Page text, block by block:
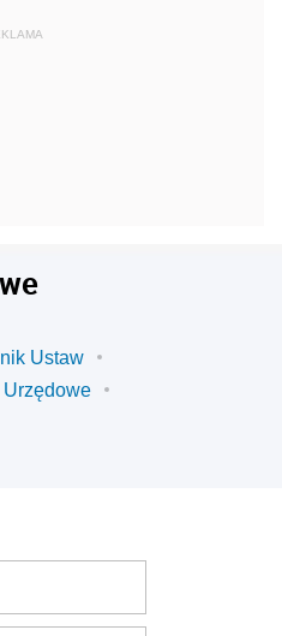
Ustaw